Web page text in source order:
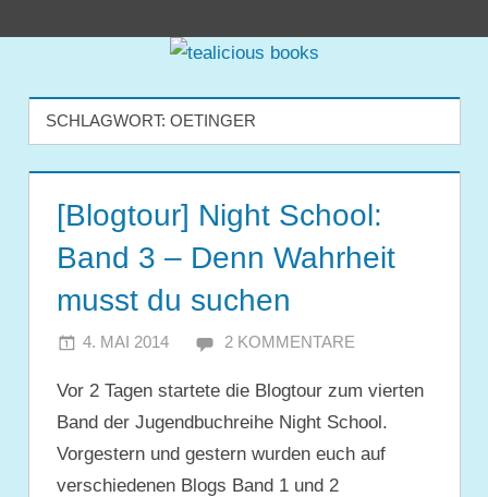
tealicious
books
SCHLAGWORT: OETINGER
[Blogtour] Night School:
Band 3 – Denn Wahrheit
musst du suchen
4. MAI 2014 JULIA
2 KOMMENTARE
Vor 2 Tagen startete die Blogtour zum vierten
Band der Jugendbuchreihe Night School.
Vorgestern und gestern wurden euch auf
verschiedenen Blogs Band 1 und 2